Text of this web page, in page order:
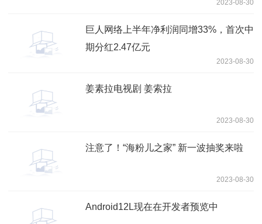
2023-08-30
巨人网络上半年净利润同增33%，首次中
期分红2.47亿元
2023-08-30
姜素拉电视剧 姜索拉
2023-08-30
注意了！“海粉儿之家” 新一波抽奖来啦
2023-08-30
Android12L现在在开发者预览中